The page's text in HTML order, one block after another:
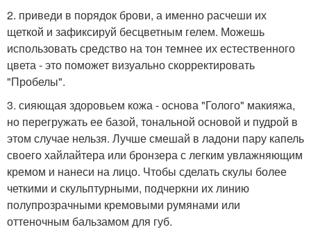
2. приведи в порядок брови, а именно расчеши их
щеткой и зафиксируй бесцветным гелем. Можешь
использовать средство на тон темнее их естественного
цвета - это поможет визуально скорректировать
"Пробелы".
3. сияющая здоровьем кожа - основа "Голого" макияжа,
но перегружать ее базой, тональной основой и пудрой в
этом случае нельзя. Лучше смешай в ладони пару капель
своего хайлайтера или бронзера с легким увлажняющим
кремом и нанеси на лицо. Чтобы сделать скулы более
четкими и скульптурными, подчеркни их линию
полупрозрачными кремовыми румянами или
оттеночным бальзамом для губ.